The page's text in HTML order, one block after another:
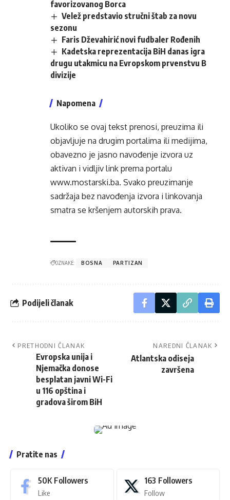
favorizovanog Borca
Velež predstavio stručni štab za novu
sezonu
Faris Dževahirić novi fudbaler Rođenih
Kadetska reprezentacija BiH danas igra
drugu utakmicu na Evropskom prvenstvu B
divizije
Napomena
Ukoliko se ovaj tekst prenosi, preuzima ili
objavljuje na drugim portalima ili medijima,
obavezno je jasno navođenje izvora uz
aktivan i vidljiv link prema portalu
www.mostarski.ba. Svako preuzimanje
sadržaja bez navođenja izvora i linkovanja
smatra se kršenjem autorskih prava.
OZNAKE: BOSNA PARTIZAN
Podijeli članak
PRETHODNI ČLANAK
Evropska unija i
Njemačka donose
besplatan javni Wi-Fi
u 116 opština i
gradova širom BiH
NAREDNI ČLANAK
Atlantska odiseja
završena
Pratite nas
50K Followers
Like
163 Followers
Follow